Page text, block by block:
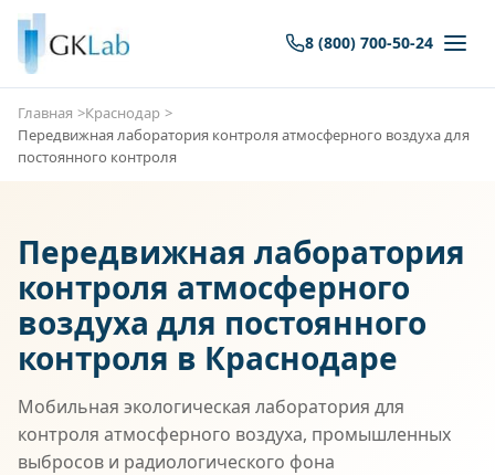
8 (800) 700-50-24
Главная
Краснодар
Передвижная лаборатория контроля атмосферного воздуха для
постоянного контроля
Передвижная лаборатория
контроля атмосферного
воздуха для постоянного
контроля в Краснодаре
Мобильная экологическая лаборатория для
контроля атмосферного воздуха, промышленных
выбросов и радиологического фона